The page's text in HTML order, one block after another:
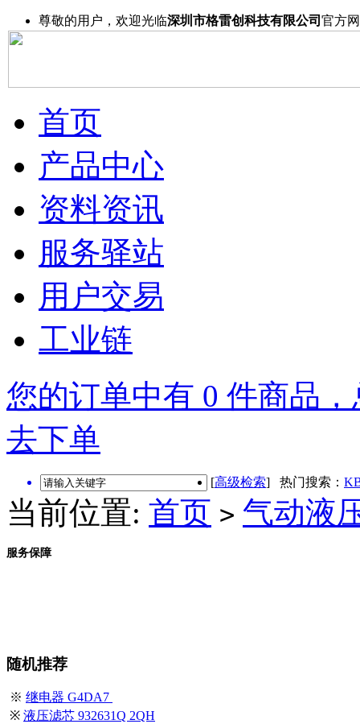
尊敬的用户，欢迎光临深圳市格雷创科技有限公司 官方
首页
产品中心
资料资讯
服务驿站
用户交易
工业链
您的订单中有 0 件商品
去下单
[高级检索] 热门搜索：
当前位置: 首页 > 气动液
服务保障
随机推荐
※ 继电器 G4DA7
※ 液压滤芯 932631Q 2QH